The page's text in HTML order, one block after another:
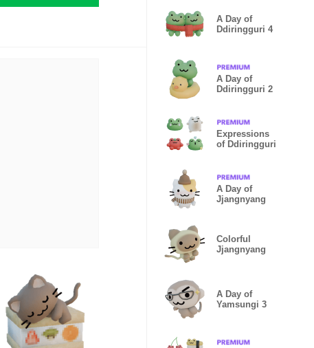
A Day of
Ddiringguri 4
A Day of
Ddiringguri 2
Expressions
of Ddiringguri
A Day of
Jjangnyang
Colorful
Jjangnyang
A Day of
Yamsungi 3